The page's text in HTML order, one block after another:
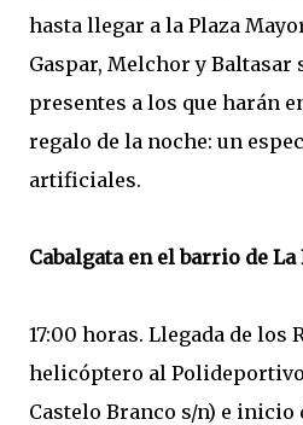
hasta llegar a la Plaza
Gaspar, Melchor y
presentes a los que harán
regalo de la noche: un
artificiales.
Cabalgata en el barrio de
17:00 horas. Llegada de los
helicóptero al
Castelo Branco s/n) e